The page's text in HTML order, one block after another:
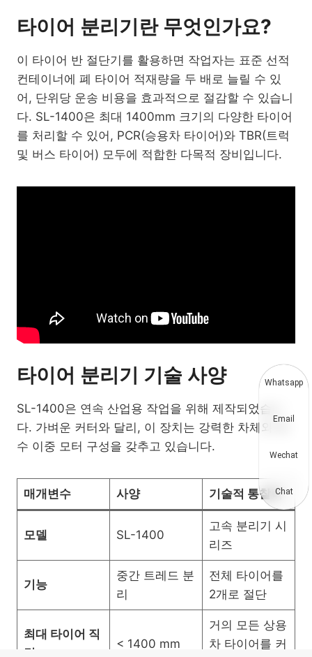
타이어 분리기란 무엇인가요?
이 타이어 반 절단기를 활용하면 작업자는 표준 선적
컨테이너에 폐 타이어 적재량을 두 배로 늘릴 수 있
어, 단위당 운송 비용을 효과적으로 절감할 수 있습니
다. SL-1400은 최대 1400mm 크기의 다양한 타이어
를 처리할 수 있어, PCR(승용차 타이어)와 TBR(트럭
및 버스 타이어) 모두에 적합한 다목적 장비입니다.
타이어 분리기 기술 사양
SL-1400은 연속 산업용 작업을 위해 제작되었습니
다. 가벼운 커터와 달리, 이 장치는 강력한 차체와 특
수 이중 모터 구성을 갖추고 있습니다.
매개변수 사양 기술적 통찰력
모델 SL-1400
고속 분리기 시
리즈
기능
중간 트레드 분
리
전체 타이어를
2개로 절단
최대 타이어 직
경
< 1400 mm
거의 모든 상용
차 타이어를 커
Whatsapp
Email
Wechat
Chat